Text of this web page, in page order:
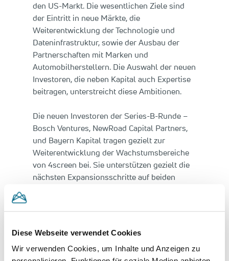
Diese Webseite verwendet Cookies
Wir verwenden Cookies, um Inhalte und Anzeigen zu
den US-Markt. Die wesentlichen Ziele sind
der Eintritt in neue Märkte, die
Weiterentwicklung der Technologie und
Dateninfrastruktur, sowie der Ausbau der
Partnerschaften mit Marken und
Automobilherstellern. Die Auswahl der neuen
Investoren, die neben Kapital auch Expertise
beitragen, unterstreicht diese Ambitionen.
Die neuen Investoren der Series-B-Runde –
Bosch Ventures, NewRoad Capital Partners,
und Bayern Kapital tragen gezielt zur
Weiterentwicklung der Wachstumsbereiche
von 4screen bei. Sie unterstützen gezielt die
nächsten Expansionsschritte auf beiden
Automobilherstellern, sowie Fahrenden
Fabian Beste, Co-Founder und CEO von